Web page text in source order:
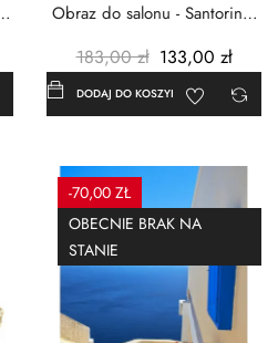
Obraz do salonu - Santorini -
183,00 zł 133,00 zł
DODAJ DO KOSZYKA
-70,00 ZŁ
OBECNIE BRAK NA
STANIE